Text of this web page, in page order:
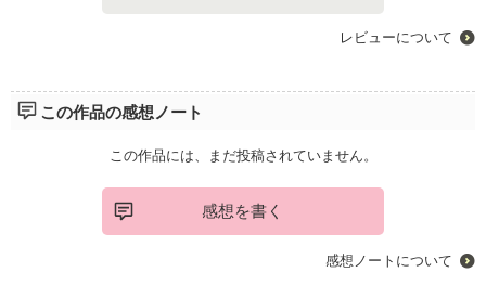
レビューについて
この作品の感想ノート
この作品には、まだ投稿されていません。
感想を書く
感想ノートについて